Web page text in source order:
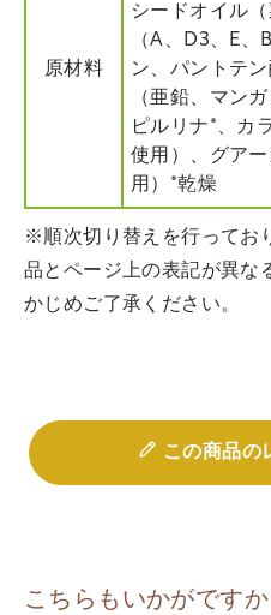
原材料
シードオイル
（A、D3、E、
ン、パントテ
（亜鉛、マン
ピルリナ*、カ
使用）、グア
用）*乾燥
※順次切り替えを行ってお
品とページ上の表記が異な
かじめご了承ください。
この商品の
こちらもいかがですか